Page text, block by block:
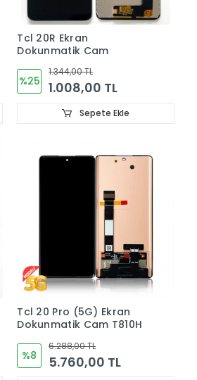
Tcl 20R Ekran
Dokunmatik Cam
%25
1.344,00 TL
1.008,00 TL
Sepete Ekle
Tcl 20 Pro (5G) Ekran
Dokunmatik Cam T810H
%8
6.288,00 TL
5.760,00 TL